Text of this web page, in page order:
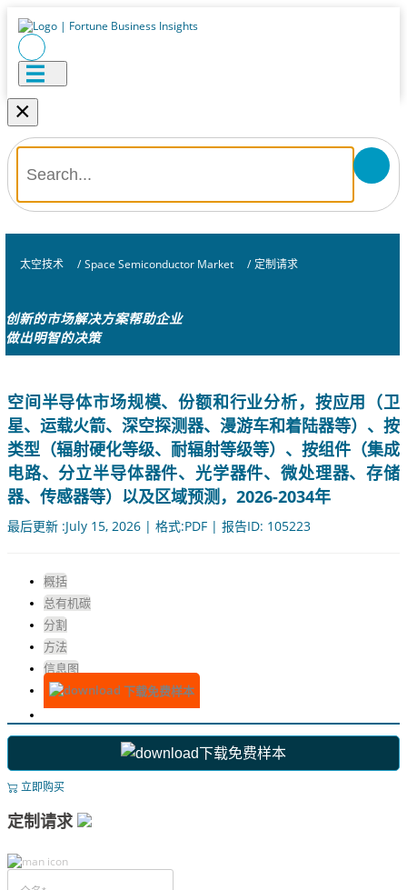
×
太空技术 / Space Semiconductor Market / 定制请求
创新的市场解决方案帮助企业
做出明智的决策
空间半导体市场规模、份额和行业分析，按应用（卫
星、运载火箭、深空探测器、漫游车和着陆器等）、按
类型（辐射硬化等级、耐辐射等级等）、按组件（集成
电路、分立半导体器件、光学器件、微处理器、存储
器、传感器等）以及区域预测，2026-2034年
最后更新 :July 15, 2026 | 格式:PDF | 报告ID: 105223
概括
总有机碳
分割
方法
信息图
下载免费样本
下载免费样本
立即购买
定制请求